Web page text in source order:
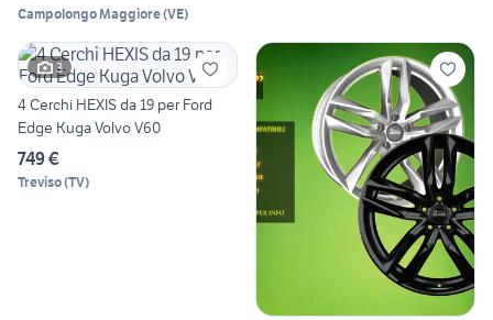
Campolongo Maggiore(VE)
3
4 Cerchi HEXIS da 19 per Ford
Edge Kuga Volvo V60
749 €
Treviso(TV)